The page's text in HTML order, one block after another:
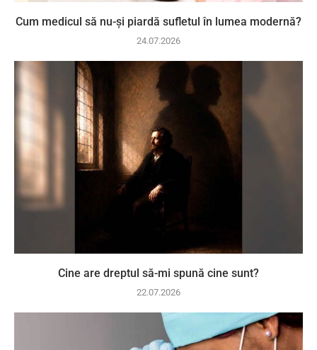
Cum medicul să nu-și piardă sufletul în lumea modernă?
24.07.2026
Cine are dreptul să-mi spună cine sunt?
22.07.2026